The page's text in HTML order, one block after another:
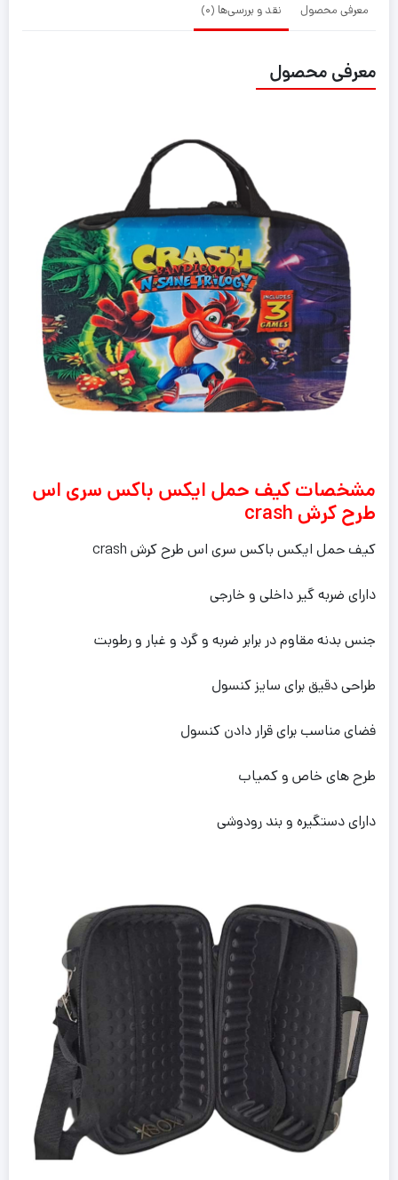
معرفی محصول نقد و بررسی‌ها (0)
معرفی محصول
مشخصات کیف حمل ایکس باکس سری اس
طرح کرش crash
کیف حمل ایکس باکس سری اس طرح کرش crash
دارای ضربه گیر داخلی و خارجی
جنس بدنه مقاوم در برابر ضربه و گرد و غبار و رطوبت
طراحی دقیق برای سایز کنسول
فضای مناسب برای قرار دادن کنسول
طرح های خاص و کمیاب
دارای دستگیره و بند رودوشی